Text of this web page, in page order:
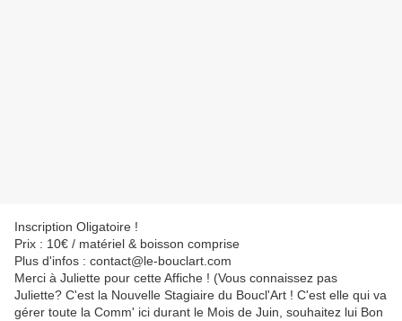
Inscription Oligatoire !
Prix : 10€ / matériel & boisson comprise
Plus d'infos : contact@le-bouclart.com
Merci à Juliette pour cette Affiche ! (Vous connaissez pas
Juliette? C'est la Nouvelle Stagiaire du Boucl'Art ! C'est elle qui va
gérer toute la Comm' ici durant le Mois de Juin, souhaitez lui Bon